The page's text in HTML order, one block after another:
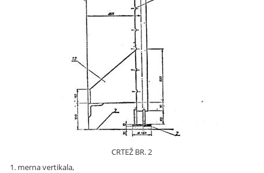
CRTEŽ BR. 2
1. merna vertikala,